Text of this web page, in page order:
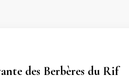
des Berbères du Rif